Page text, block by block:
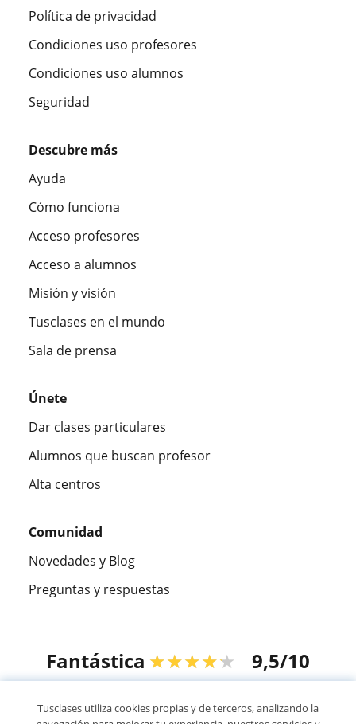
Política de privacidad
Condiciones uso profesores
Condiciones uso alumnos
Seguridad
Descubre más
Ayuda
Cómo funciona
Acceso profesores
Acceso a alumnos
Misión y visión
Tusclases en el mundo
Sala de prensa
Únete
Dar clases particulares
Alumnos que buscan profesor
Alta centros
Comunidad
Novedades y Blog
Preguntas y respuestas
Fantástica ★★★★★ 9,5/10
Tusclases utiliza cookies propias y de terceros, analizando la